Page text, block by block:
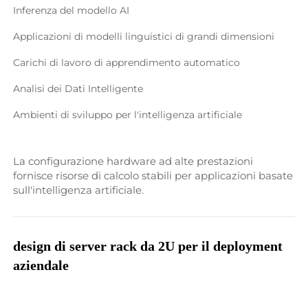
Inferenza del modello AI
Applicazioni di modelli linguistici di grandi dimensioni
Carichi di lavoro di apprendimento automatico
Analisi dei Dati Intelligente
Ambienti di sviluppo per l'intelligenza artificiale
La configurazione hardware ad alte prestazioni
fornisce risorse di calcolo stabili per applicazioni basate
sull'intelligenza artificiale.
design di server rack da 2U per il deployment
aziendale